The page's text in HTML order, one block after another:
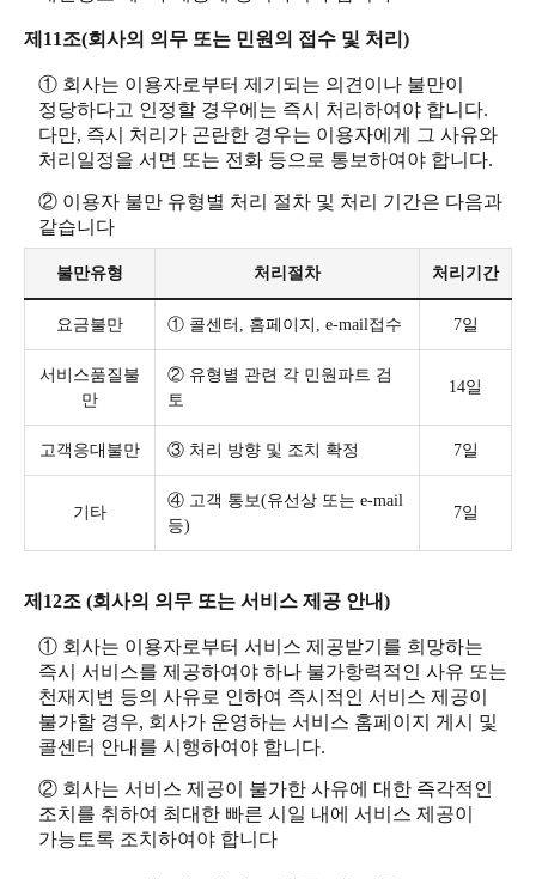
제11조(회사의 의무 또는 민원의 접수 및 처리)
① 회사는 이용자로부터 제기되는 의견이나 불만이
정당하다고 인정할 경우에는 즉시 처리하여야 합니다.
다만, 즉시 처리가 곤란한 경우는 이용자에게 그 사유와
처리일정을 서면 또는 전화 등으로 통보하여야 합니다.
② 이용자 불만 유형별 처리 절차 및 처리 기간은 다음과
같습니다
불만유형 처리절차 처리기간
요금불만 ① 콜센터, 홈페이지, e-mail접수 7일
서비스품질불
만
② 유형별 관련 각 민원파트 검
토
14일
고객응대불만 ③ 처리 방향 및 조치 확정 7일
기타
④ 고객 통보(유선상 또는 e-mail
등)
7일
제12조 (회사의 의무 또는 서비스 제공 안내)
① 회사는 이용자로부터 서비스 제공받기를 희망하는
즉시 서비스를 제공하여야 하나 불가항력적인 사유 또는
천재지변 등의 사유로 인하여 즉시적인 서비스 제공이
불가할 경우, 회사가 운영하는 서비스 홈페이지 게시 및
콜센터 안내를 시행하여야 합니다.
② 회사는 서비스 제공이 불가한 사유에 대한 즉각적인
조치를 취하여 최대한 빠른 시일 내에 서비스 제공이
가능토록 조치하여야 합니다